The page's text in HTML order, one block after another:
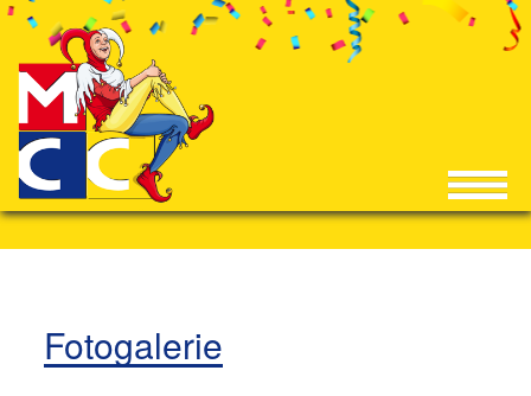
Fotogalerie